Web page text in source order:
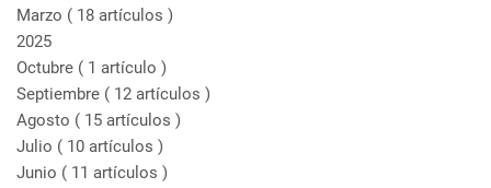
Marzo ( 18 artículos )
2025
Octubre ( 1 artículo )
Septiembre ( 12 artículos )
Agosto ( 15 artículos )
Julio ( 10 artículos )
Junio ( 11 artículos )